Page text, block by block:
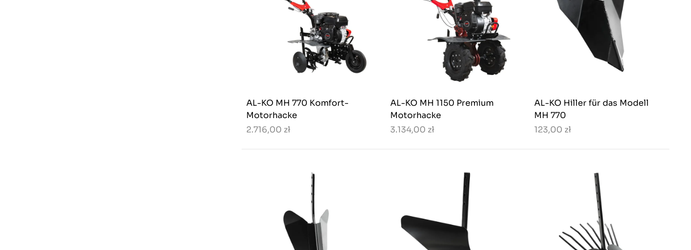
AL-KO MH 770 Komfort-
Motorhacke
2.716,00 zł
AL-KO MH 1150 Premium
Motorhacke
3.134,00 zł
AL-KO Hiller für das Modell
MH 770
123,00 zł